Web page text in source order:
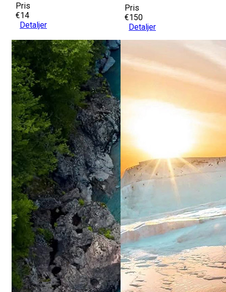
Pris
€14
Detaljer
Pris
€150
Detaljer